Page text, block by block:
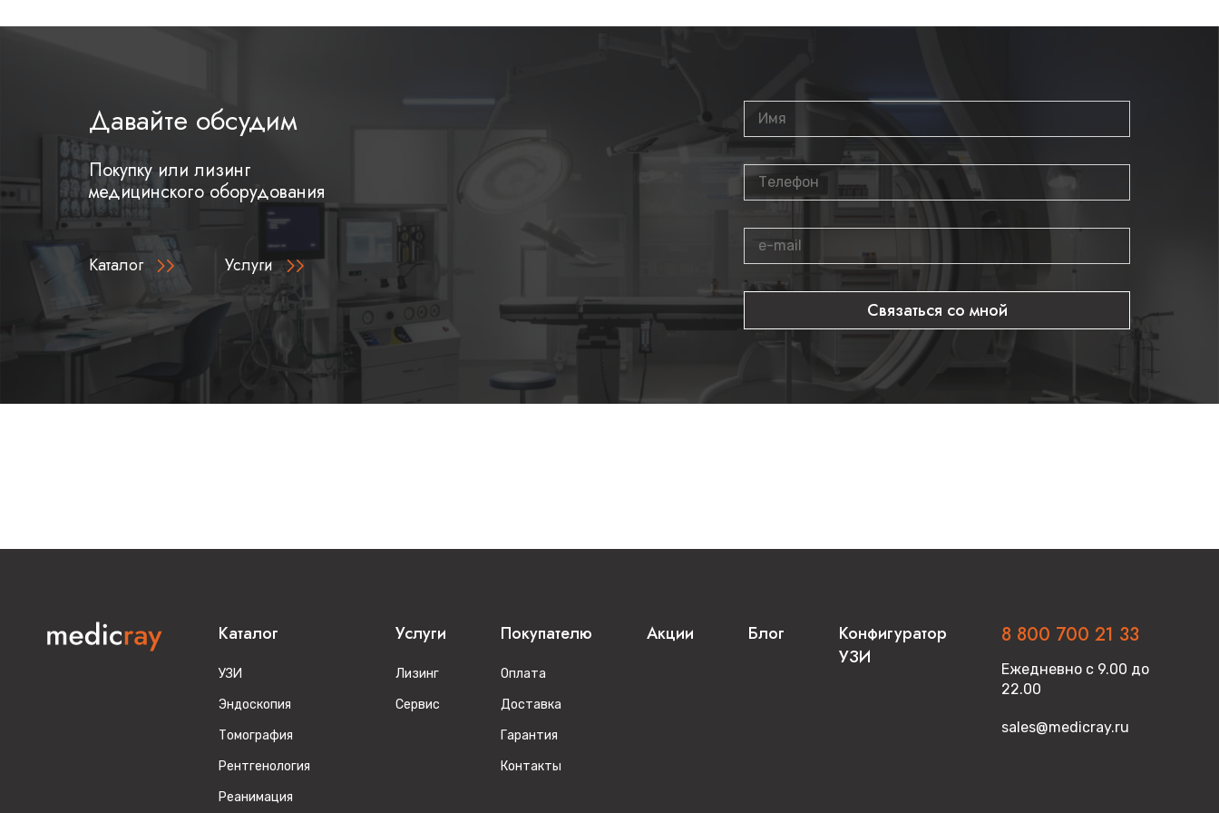
Давайте обсудим
Покупку или лизинг
медицинского оборудования
Каталог
Услуги
Связаться со мной
Каталог
УЗИ
Эндоскопия
Томография
Рентгенология
Реанимация
Услуги
Лизинг
Сервис
Покупателю
Оплата
Доставка
Гарантия
Контакты
Акции Блог
Конфигуратор
УЗИ
8 800 700 21 33
Ежедневно с 9.00 до
22.00
sales@medicray.ru